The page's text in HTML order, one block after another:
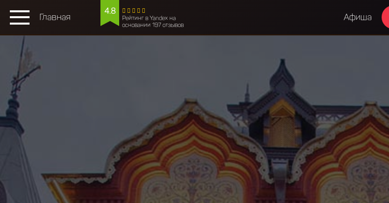
Главная
4.8
Рейтинг в Yandex на
основании 197 отзывов
Афиша